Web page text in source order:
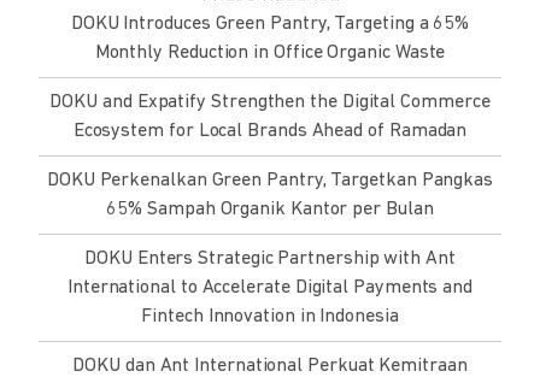
DOKU Introduces Green Pantry, Targeting a 65%
Monthly Reduction in Office Organic Waste
DOKU and Expatify Strengthen the Digital Commerce
Ecosystem for Local Brands Ahead of Ramadan
DOKU Perkenalkan Green Pantry, Targetkan Pangkas
65% Sampah Organik Kantor per Bulan
DOKU Enters Strategic Partnership with Ant
International to Accelerate Digital Payments and
Fintech Innovation in Indonesia
DOKU dan Ant International Perkuat Kemitraan